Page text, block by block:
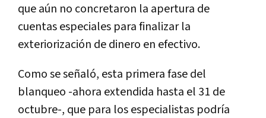
que aún no concretaron la apertura de
cuentas especiales para finalizar la
exteriorización de dinero en efectivo.
Como se señaló, esta primera fase del
blanqueo -ahora extendida hasta el 31 de
octubre-, que para los especialistas podría